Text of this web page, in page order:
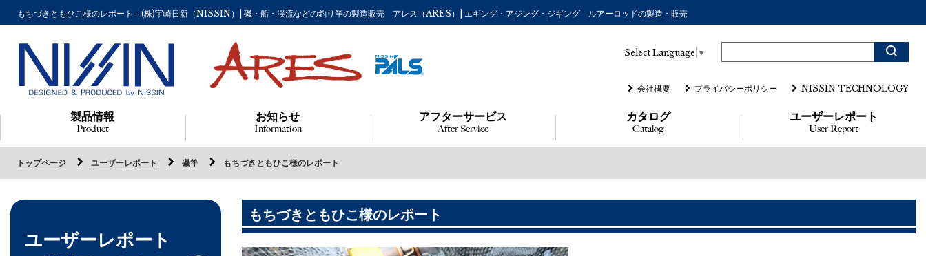
もちづきともひこ様のレポート - (株)宇崎日新（NISSIN）| 磯・船・渓流などの釣り竿の製造販売 アレス（ARES）| エギング・アジング・ジギング ルアーロッドの製造・販売
Select Language ▼
会社概要 プライバシーポリシー NISSIN TECHNOLOGY
製品情報
Product
お知らせ
Information
アフターサービス
After Service
カタログ
Catalog
ユーザーレポート
User Report
トップページ ユーザーレポート 磯竿 もちづきともひこ様のレポート
ユーザーレポート
もちづきともひこ様のレポート